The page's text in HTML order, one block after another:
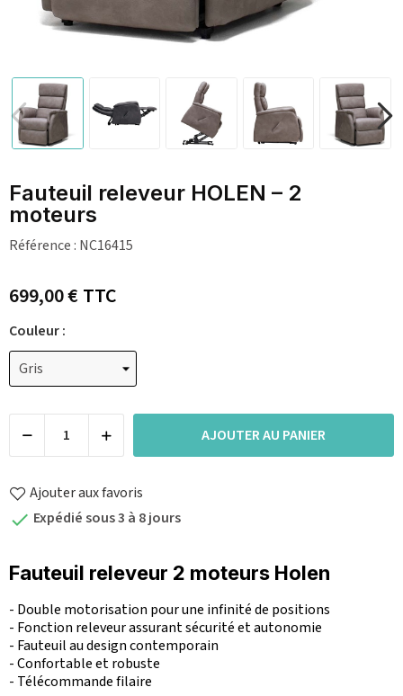
Fauteuil releveur HOLEN – 2
moteurs
Référence : NC16415
699,00 €TTC
Couleur :
AJOUTER AU PANIER
Ajouter aux favoris
 Expédié sous 3 à 8 jours
Fauteuil releveur 2 moteurs Holen
- Double motorisation pour une infinité de positions
- Fonction releveur assurant sécurité et autonomie
- Fauteuil au design contemporain
- Confortable et robuste
- Télécommande filaire